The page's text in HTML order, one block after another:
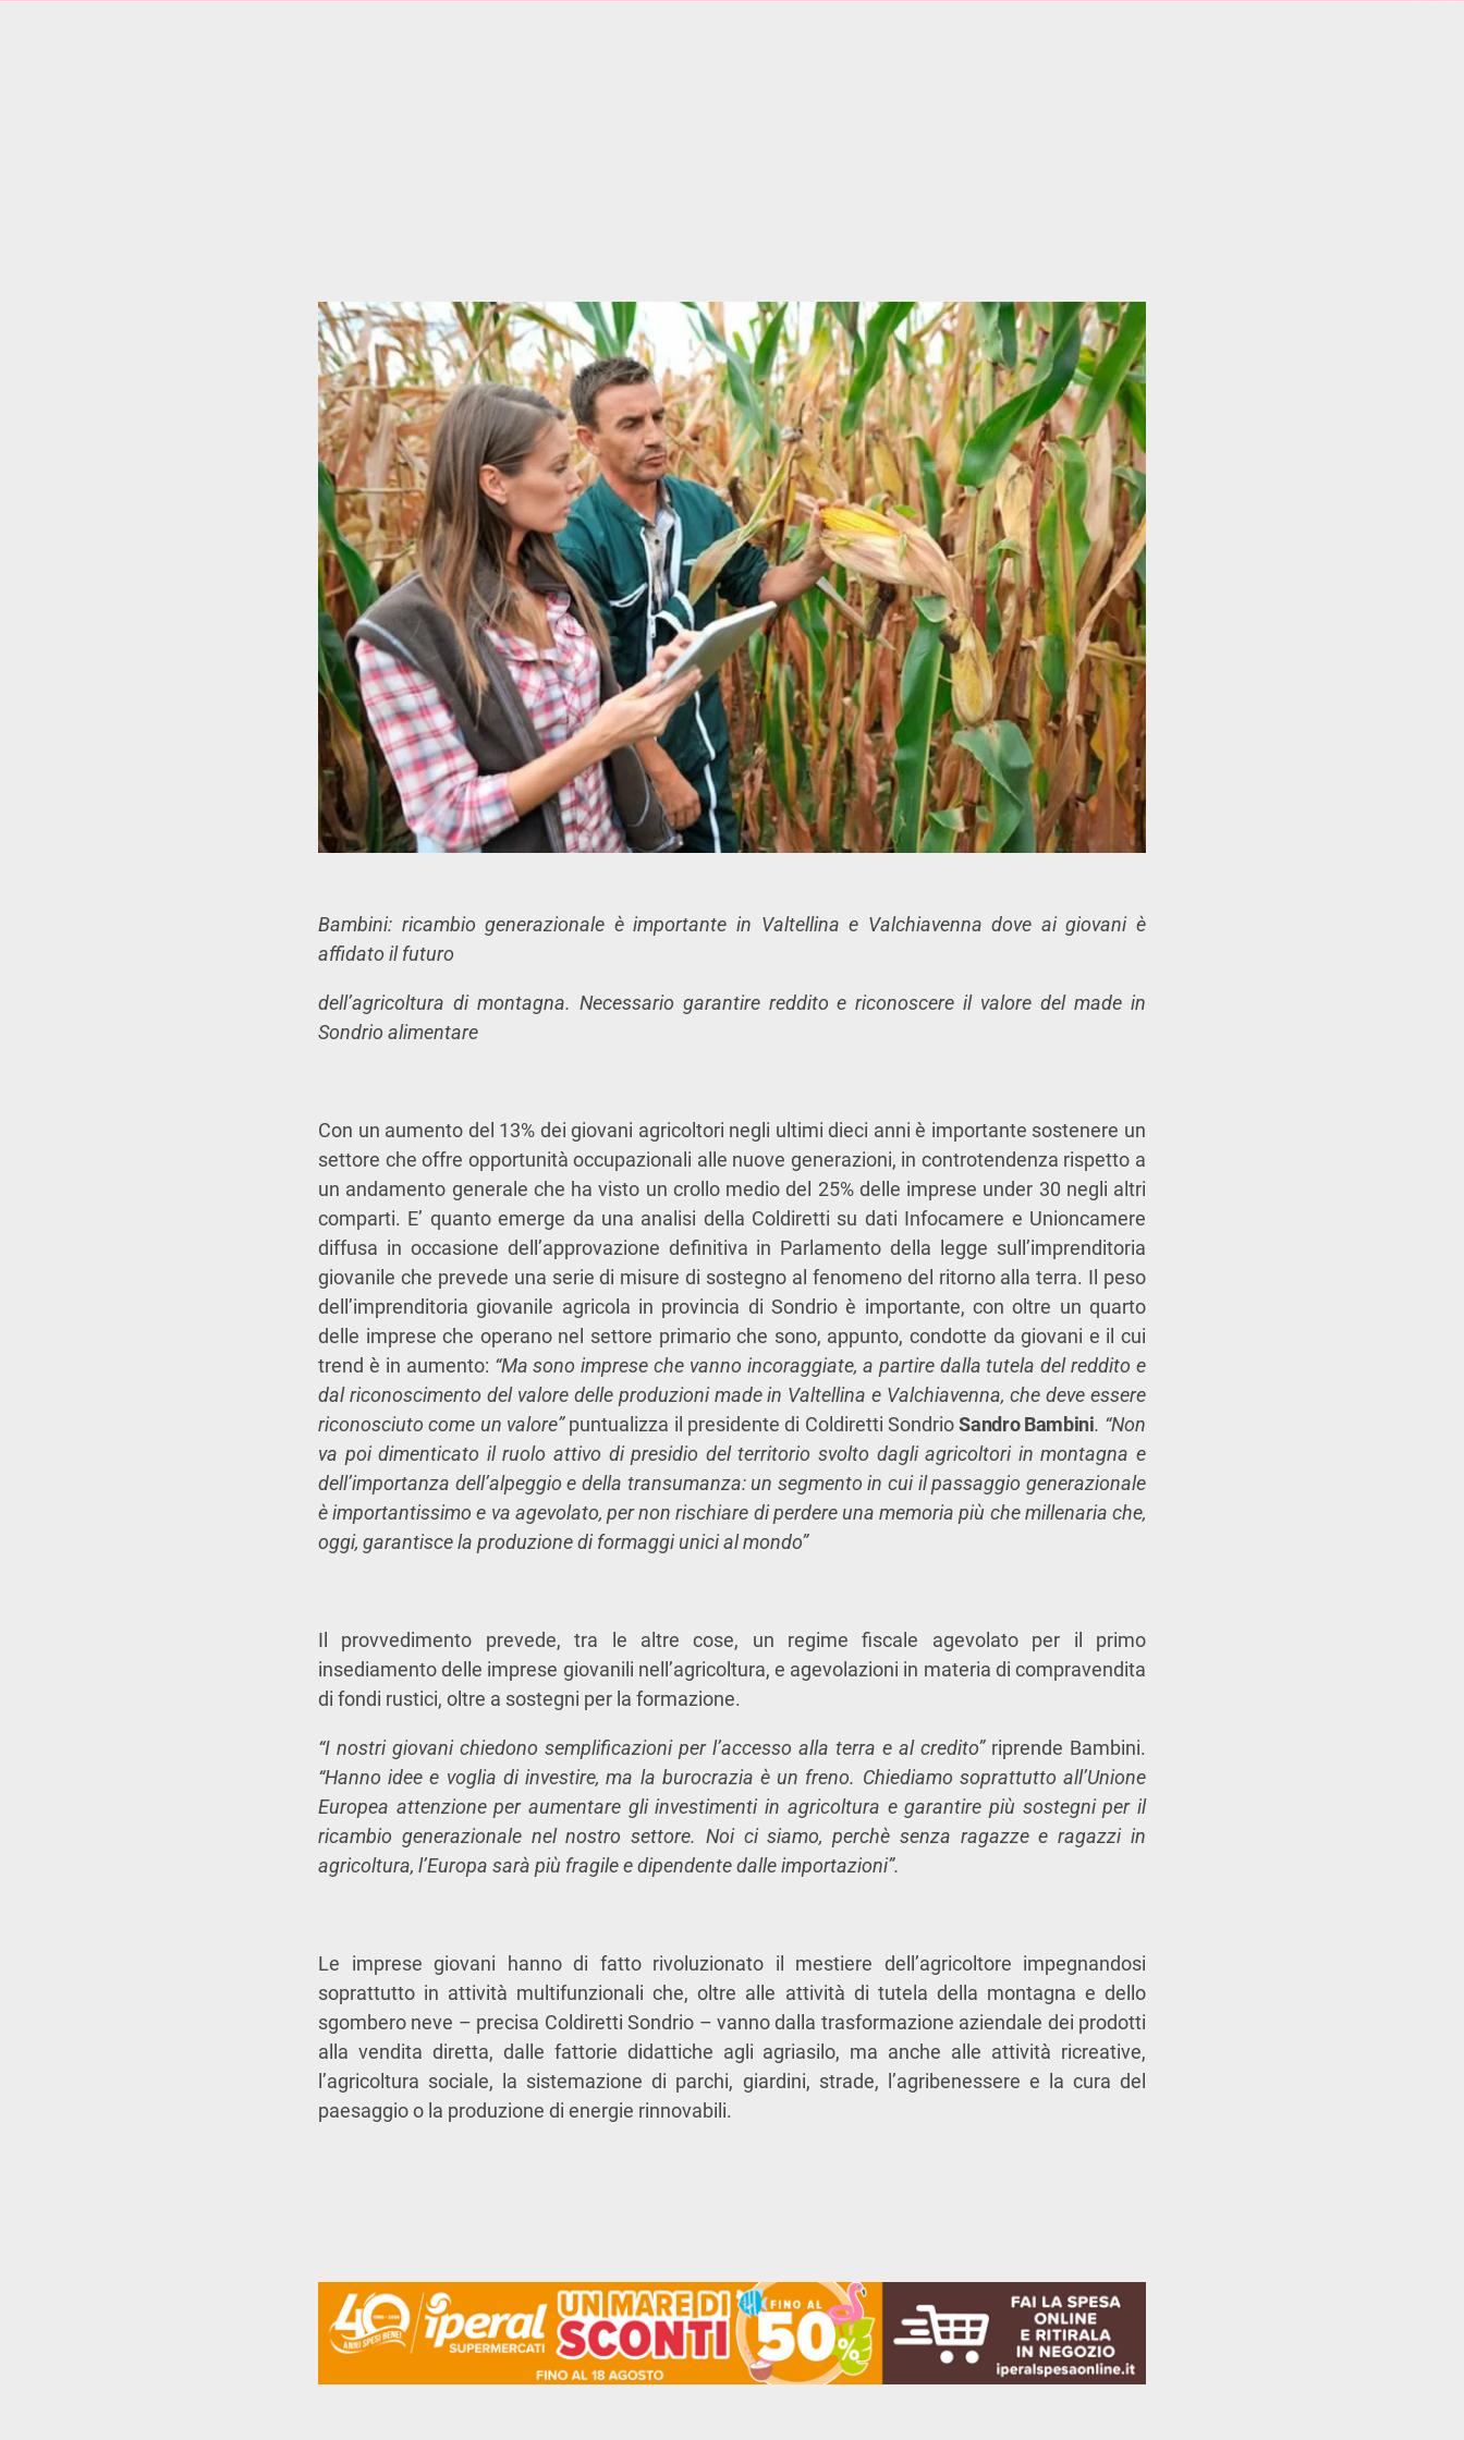
Bambini: ricambio generazionale è importante in Valtellina e Valchiavenna dove ai giovani è
affidato il futuro
dell’agricoltura di montagna. Necessario garantire reddito e riconoscere il valore del made in
Sondrio alimentare
Con un aumento del 13% dei giovani agricoltori negli ultimi dieci anni è importante sostenere un
settore che offre opportunità occupazionali alle nuove generazioni, in controtendenza rispetto a
un andamento generale che ha visto un crollo medio del 25% delle imprese under 30 negli altri
comparti. E’ quanto emerge da una analisi della Coldiretti su dati Infocamere e Unioncamere
diffusa in occasione dell’approvazione definitiva in Parlamento della legge sull’imprenditoria
giovanile che prevede una serie di misure di sostegno al fenomeno del ritorno alla terra. Il peso
dell’imprenditoria giovanile agricola in provincia di Sondrio è importante, con oltre un quarto
delle imprese che operano nel settore primario che sono, appunto, condotte da giovani e il cui
trend è in aumento: “Ma sono imprese che vanno incoraggiate, a partire dalla tutela del reddito e
dal riconoscimento del valore delle produzioni made in Valtellina e Valchiavenna, che deve essere
riconosciuto come un valore”puntualizza il presidente di Coldiretti SondrioSandro Bambini. “Non
va poi dimenticato il ruolo attivo di presidio del territorio svolto dagli agricoltori in montagna e
dell’importanza dell’alpeggio e della transumanza: un segmento in cui il passaggio generazionale
è importantissimo e va agevolato, per non rischiare di perdere una memoria più che millenaria che,
oggi, garantisce la produzione di formaggi unici al mondo”
Il provvedimento prevede, tra le altre cose, un regime fiscale agevolato per il primo
insediamento delle imprese giovanili nell’agricoltura, e agevolazioni in materia di compravendita
di fondi rustici, oltre a sostegni per la formazione.
“I nostri giovani chiedono semplificazioni per l’accesso alla terra e al credito”riprende Bambini.
“Hanno idee e voglia di investire, ma la burocrazia è un freno. Chiediamo soprattutto all’Unione
Europea attenzione per aumentare gli investimenti in agricoltura e garantire più sostegni per il
ricambio generazionale nel nostro settore. Noi ci siamo, perchè senza ragazze e ragazzi in
agricoltura, l’Europa sarà più fragile e dipendente dalle importazioni”.
Le imprese giovani hanno di fatto rivoluzionato il mestiere dell’agricoltore impegnandosi
soprattutto in attività multifunzionali che, oltre alle attività di tutela della montagna e dello
sgombero neve – precisa Coldiretti Sondrio – vanno dalla trasformazione aziendale dei prodotti
alla vendita diretta, dalle fattorie didattiche agli agriasilo, ma anche alle attività ricreative,
l’agricoltura sociale, la sistemazione di parchi, giardini, strade, l’agribenessere e la cura del
paesaggio o la produzione di energie rinnovabili.